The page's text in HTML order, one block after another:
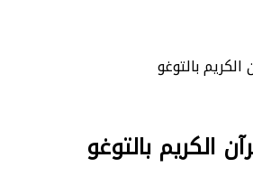
بالتوغو
بالتوغو